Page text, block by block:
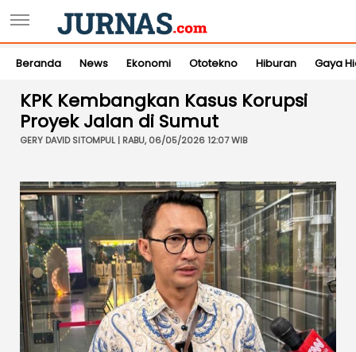
Beranda News Ekonomi Ototekno Hiburan Gaya
KPK Kembangkan Kasus Korupsi
Proyek Jalan di Sumut
GERY DAVID SITOMPUL | RABU, 06/05/2026 12:07 WIB